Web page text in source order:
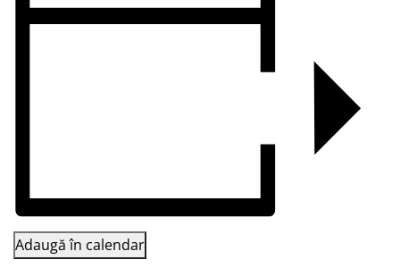
Adaugă în calendar